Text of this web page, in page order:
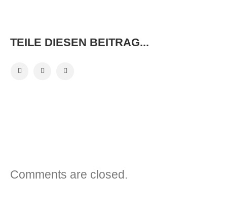
TEILE DIESEN BEITRAG...
Comments are closed.